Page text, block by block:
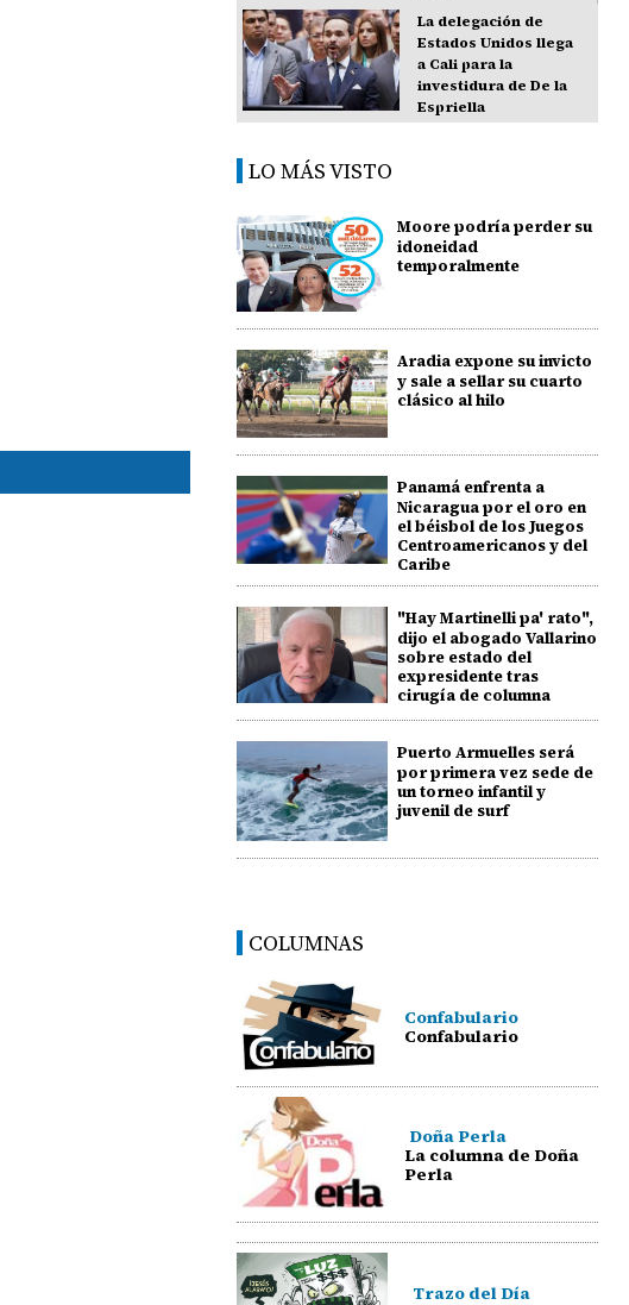
La delegación de
Estados Unidos llega
a Cali para la
investidura de De la
Espriella
LO MÁS VISTO
Moore podría perder su
idoneidad
temporalmente
Aradia expone su invicto
y sale a sellar su cuarto
clásico al hilo
Panamá enfrenta a
Nicaragua por el oro en
el béisbol de los Juegos
Centroamericanos y del
Caribe
"Hay Martinelli pa' rato",
dijo el abogado Vallarino
sobre estado del
expresidente tras
cirugía de columna
Puerto Armuelles será
por primera vez sede de
un torneo infantil y
juvenil de surf
COLUMNAS
Confabulario
Confabulario
Doña Perla
La columna de Doña
Perla
Trazo del Día